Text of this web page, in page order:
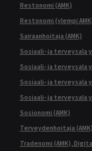
Restonomi (AMK)
Restonomi (ylempi
Sairaanhoitaja (AMK)
Sosiaali- ja terveysala
Sosiaali- ja terveysala
Sosiaali- ja terveysala
Sosiaali- ja terveysala
Sosionomi (AMK)
Terveydenhoitaja (AMK)
Tradenomi (AMK),